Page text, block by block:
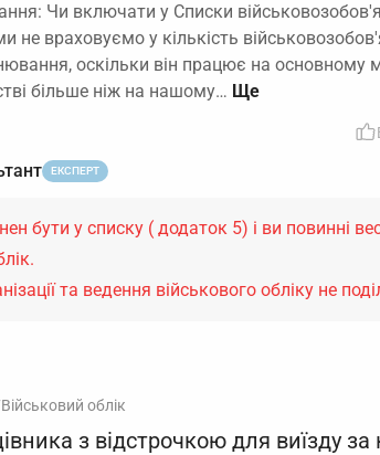
Чи включати у Списки
не враховуємо у кількість
оскільки він працює на основному
більше ніж на нашому…
ЕКСПЕРТ
бути у списку ( додаток 5) і ви повинні
та ведення військового обліку не
Військовий облік
з відстрочкою для виїзду за